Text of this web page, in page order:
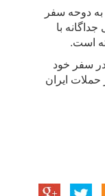
دوحه سفر
با
است.
در سفر خود
ایران